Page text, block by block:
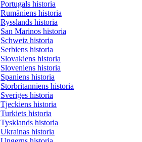
Portugals historia
Rumäniens historia
Rysslands historia
San Marinos historia
Schweiz historia
Serbiens historia
Slovakiens historia
Sloveniens historia
Spaniens historia
Storbritanniens historia
Sveriges historia
Tjeckiens historia
Turkiets historia
Tysklands historia
Ukrainas historia